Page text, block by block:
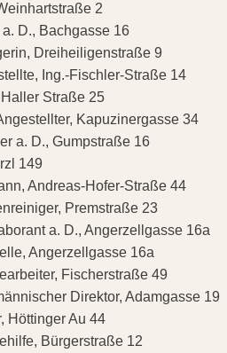
2
D., Bachgasse 16
Dreiheiligenstraße 9
Ing.-Fischler-Straße 14
Straße 25
Kapuzinergasse 34
a. D., Gumpstraße 16
149
Andreas-Hofer-Straße 44
Premstraße 23
a. D., Angerzellgasse 16a
Angerzellgasse 16a
Fischerstraße 49
Direktor, Adamgasse 19
Höttinger Au 44
Bürgerstraße 12